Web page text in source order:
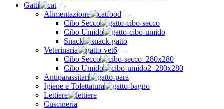
Gatti +-
Alimentazione
+-
Cibo Secco
Cibo Umido
Snack
Veterinaria
+-
Cibo Secco
Cibo Umido
Antiparassitari
Igiene e Tolettatura
Lettiere
Cuscineria